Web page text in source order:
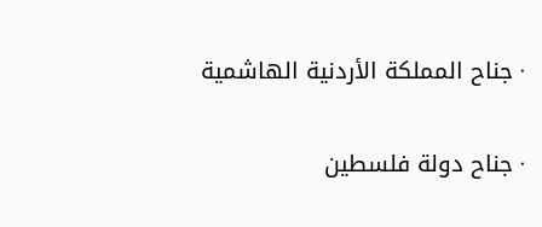
· جناح المملكة الأردنية الهاشمية
· جناح دولة فلسطين